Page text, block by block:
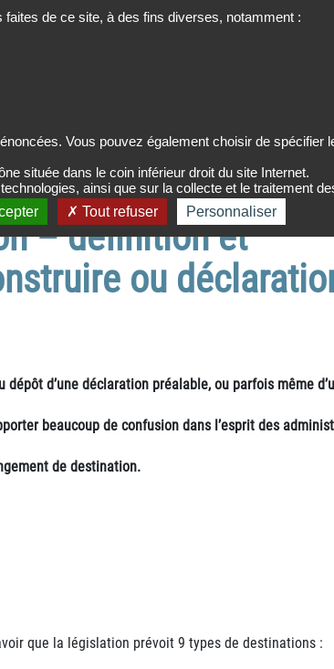
FORMULAIRES
– définition et démarches : permis de construire
– définition et
ou
d’une déclaration préalable, ou parfois même
beaucoup de confusion dans l’esprit des
de destination.
que la législation prévoit 9 types de destinations :
de ce site, à des fins diverses, notamment :
Vous pouvez également choisir de
située dans le coin inférieur droit du site Internet.
ainsi que sur la collecte et le traitement
Tout refuser Personnaliser